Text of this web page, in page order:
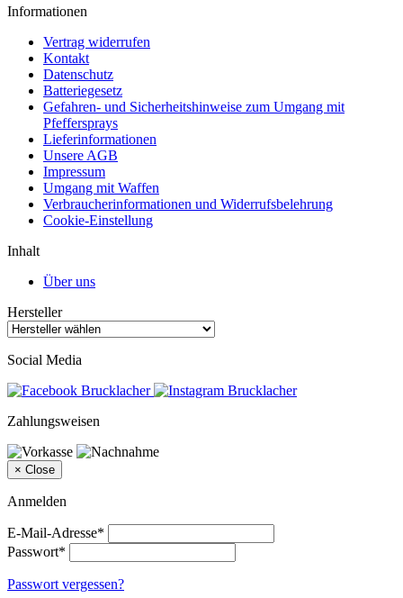
Informationen
Vertrag widerrufen
Kontakt
Datenschutz
Batteriegesetz
Gefahren- und Sicherheitshinweise zum Umgang mit
Pfeffersprays
Lieferinformationen
Unsere AGB
Impressum
Umgang mit Waffen
Verbraucherinformationen und Widerrufsbelehrung
Cookie-Einstellung
Inhalt
Über uns
Hersteller
Social Media
Zahlungsweisen
× Close
Anmelden
E-Mail-Adresse*
Passwort*
Passwort vergessen?